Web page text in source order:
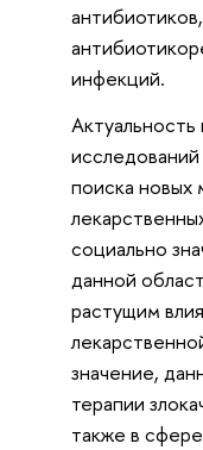
инфекций.
поиска новых
социально
данной
растущим
значение,
терапии
также в